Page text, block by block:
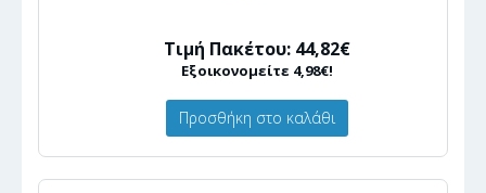
Τιμή Πακέτου: 44,82€
Εξοικονομείτε 4,98€!
Προσθήκη στο καλάθι